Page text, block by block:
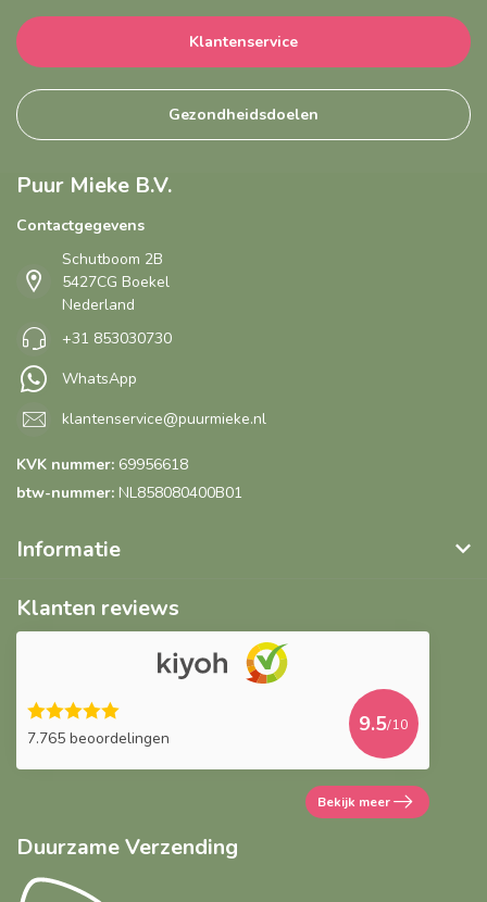
Klantenservice
Gezondheidsdoelen
Puur Mieke B.V.
Contactgegevens
Schutboom 2B
5427CG Boekel
Nederland
+31 853030730
WhatsApp
klantenservice@puurmieke.nl
KVK nummer: 69956618
btw-nummer: NL858080400B01
Informatie
Klanten reviews
7.765 beoordelingen
9.5/10
Bekijk meer
Duurzame Verzending